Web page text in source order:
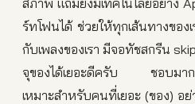
ร์ทโฟนได้ ช่วยให้ทุกเส้นทางของ
กับเพลงของเรา มีจอทัชสกรีน
จุของได้เยอะดีครับ ชอบมากกับ
เหมาะสำหรับคนที่เยอะ (ของ) อย่